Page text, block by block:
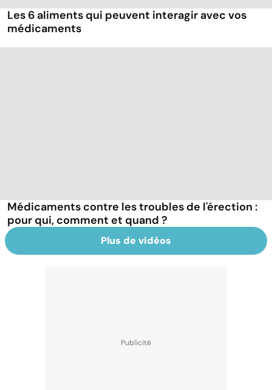
Les 6 aliments qui peuvent interagir avec vos
médicaments
Médicaments contre les troubles de l'érection :
pour qui, comment et quand ?
Plus de vidéos